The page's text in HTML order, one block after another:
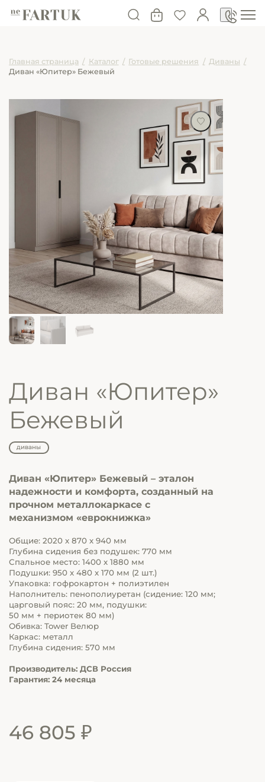
Главная страница / Каталог / Готовые решения / Диваны /
Диван «Юпитер» Бежевый
Диван «Юпитер»
Бежевый
диваны
Диван «Юпитер» Бежевый – эталон
надежности и комфорта, созданный на
прочном металлокаркасе с
механизмом «еврокнижка»
Общие: 2020 х 870 х 940 мм
Глубина сидения без подушек: 770 мм
Спальное место: 1400 х 1880 мм
Подушки: 950 х 480 х 170 мм (2 шт.)
Упаковка: гофрокартон + полиэтилен
Наполнитель: пенополиуретан (сидение: 120 мм;
царговый пояс: 20 мм, подушки:
50 мм + периотек 80 мм)
Обивка: Tower Велюр
Каркас: металл
Глубина сидения: 570 мм
Производитель: ДСВ Россия
Гарантия: 24 месяца
46 805 ₽